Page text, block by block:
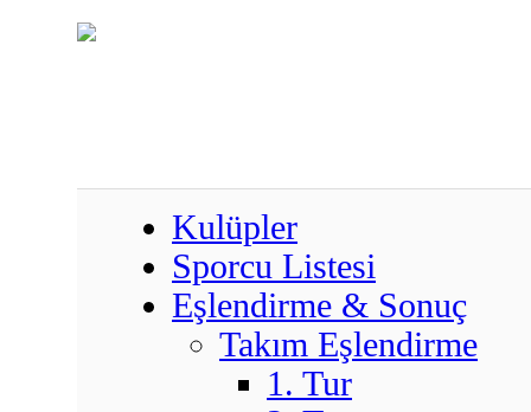
Kulüpler
Sporcu Listesi
Eşlendirme & Sonuç
Takım Eşlendirme
1. Tur